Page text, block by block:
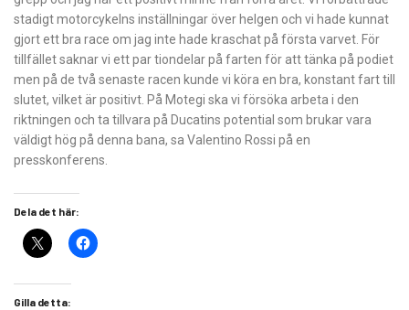
stadigt motorcykelns inställningar över helgen och vi hade kunnat
gjort ett bra race om jag inte hade kraschat på första varvet. För
tillfället saknar vi ett par tiondelar på farten för att tänka på podiet
men på de två senaste racen kunde vi köra en bra, konstant fart till
slutet, vilket är positivt. På Motegi ska vi försöka arbeta i den
riktningen och ta tillvara på Ducatins potential som brukar vara
väldigt hög på denna bana, sa Valentino Rossi på en
presskonferens.
Dela det här:
Gilla detta: